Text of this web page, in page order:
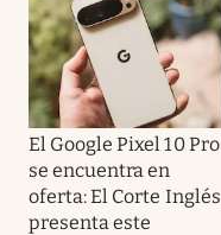
El Google Pixel 10 Pro
se encuentra en
oferta: El Corte Inglés
presenta este